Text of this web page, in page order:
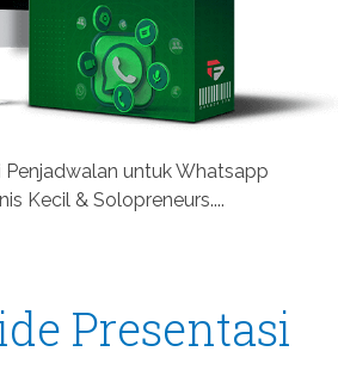
untuk Whatsapp
Kecil & Solopreneurs....
Presentasi